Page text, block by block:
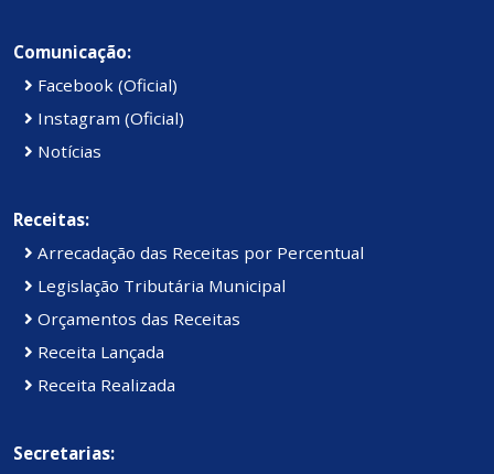
Comunicação:
Facebook (Oficial)
Instagram (Oficial)
Notícias
Receitas:
Arrecadação das Receitas por Percentual
Legislação Tributária Municipal
Orçamentos das Receitas
Receita Lançada
Receita Realizada
Secretarias: